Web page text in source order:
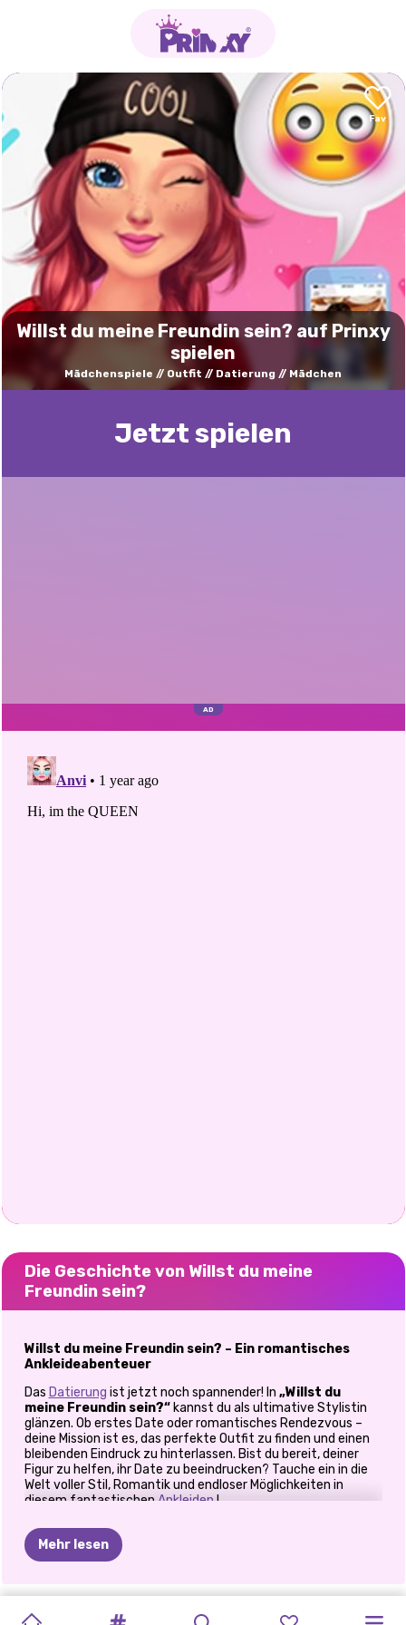
Willst du meine Freundin sein? auf Prinxy
spielen
Mädchenspiele Outfit Datierung Mädchen
Jetzt spielen
Die Geschichte von Willst du meine
Freundin sein?
Willst du meine Freundin sein? – Ein romantisches
Ankleideabenteuer
Das Datierung ist jetzt noch spannender! In „Willst du
meine Freundin sein?“kannst du als ultimative Stylistin
glänzen. Ob erstes Date oder romantisches Rendezvous –
deine Mission ist es, das perfekte Outfit zu finden und einen
bleibenden Eindruck zu hinterlassen. Bist du bereit, deiner
Figur zu helfen, ihr Date zu beeindrucken? Tauche ein in die
Welt voller Stil, Romantik und endloser Möglichkeiten in
diesem fantastischen Ankleiden!
Die richtige Kleidung für das Date Ihres Lebens
Die Wahl des richtigen Outfits kann über Erfolg oder
Stilvolle Kleider: Von koketten Blumenmustern bis hin zu
Mehr lesen
KARDASHIANS
POLYNESISCHE PRINZESSINNEN
PRINZESSINNEN-
HÖHLE ZURÜCK